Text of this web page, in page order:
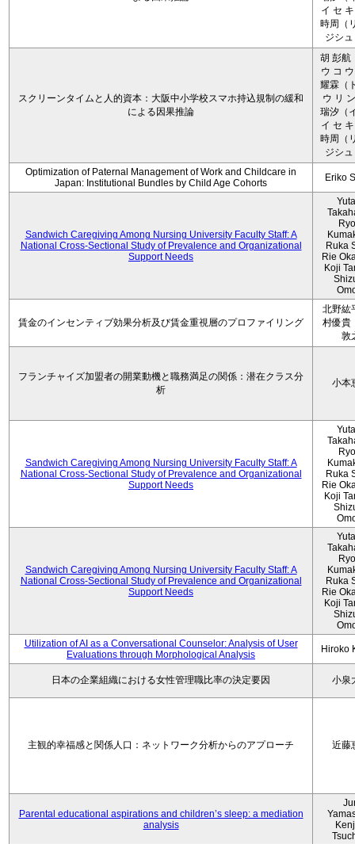
イ セ
時周（
ジシ
スクリーンタイムと人的資本：大阪中小学校スマホ持込規制の緩和
による因果推論
胡 彭航
ウ コ
耀霖（
ウ リ
瑞汐（
イ セ
時周（
ジシ
Optimization of Paternal Management of Work and Childcare in
Japan: Institutional Bundles by Child Age Cohorts
Eriko
Sandwich Caregiving Among Nursing University Faculty Staff: A
National Cross-Sectional Study of Prevalence and Organizational
Support Needs
Ruka
Rie
Koji
賃金のインセンティブ効果分析及び賃金重視層のプロファイリング
北野紘
村優貴
敦
フランチャイズ加盟者の開業動機と職務満足の関係：潜在クラス分
析
小本
Sandwich Caregiving Among Nursing University Faculty Staff: A
National Cross-Sectional Study of Prevalence and Organizational
Support Needs
Ruka
Rie
Koji
Sandwich Caregiving Among Nursing University Faculty Staff: A
National Cross-Sectional Study of Prevalence and Organizational
Support Needs
Ruka
Rie
Koji
Utilization of AI as a Conversational Counselor: Analysis of User
Evaluations through Morphological Analysis
Hiroko
日本の企業組織における女性管理職比率の決定要因 小泉
主観的幸福感と関係人口：ネットワーク分析からのアプローチ 近藤
Parental educational aspirations and children’s sleep: a mediation
analysis